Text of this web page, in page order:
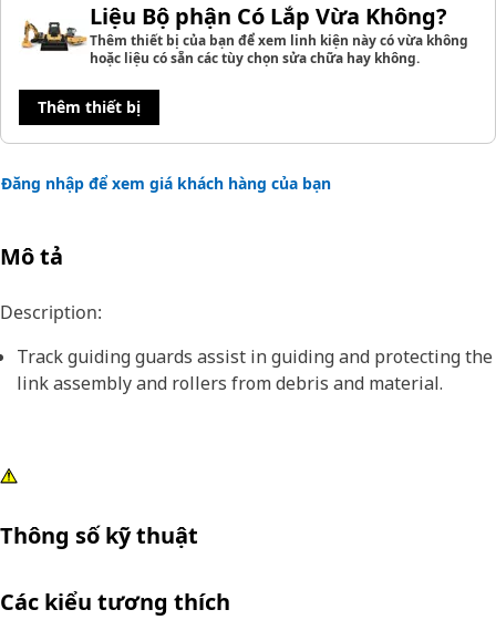
Liệu Bộ phận Có Lắp Vừa Không?
Thêm thiết bị của bạn để xem linh kiện này có vừa không
hoặc liệu có sẵn các tùy chọn sửa chữa hay không.
Thêm thiết bị
Đăng nhập để xem giá khách hàng của bạn
Mô tả
Description:
Track guiding guards assist in guiding and protecting the
link assembly and rollers from debris and material.
Thông số kỹ thuật
Các kiểu tương thích